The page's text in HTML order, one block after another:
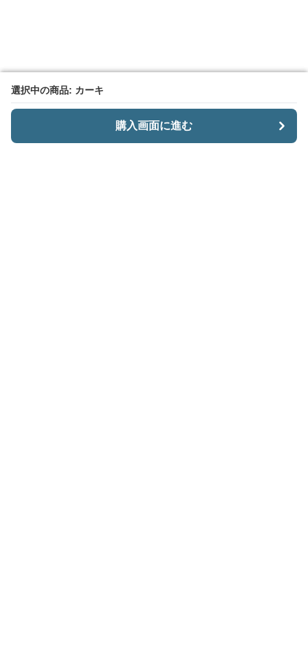
選択中の商品: カーキ
購入画面に進む
選択中の商品: カーキ
購入画面に進む